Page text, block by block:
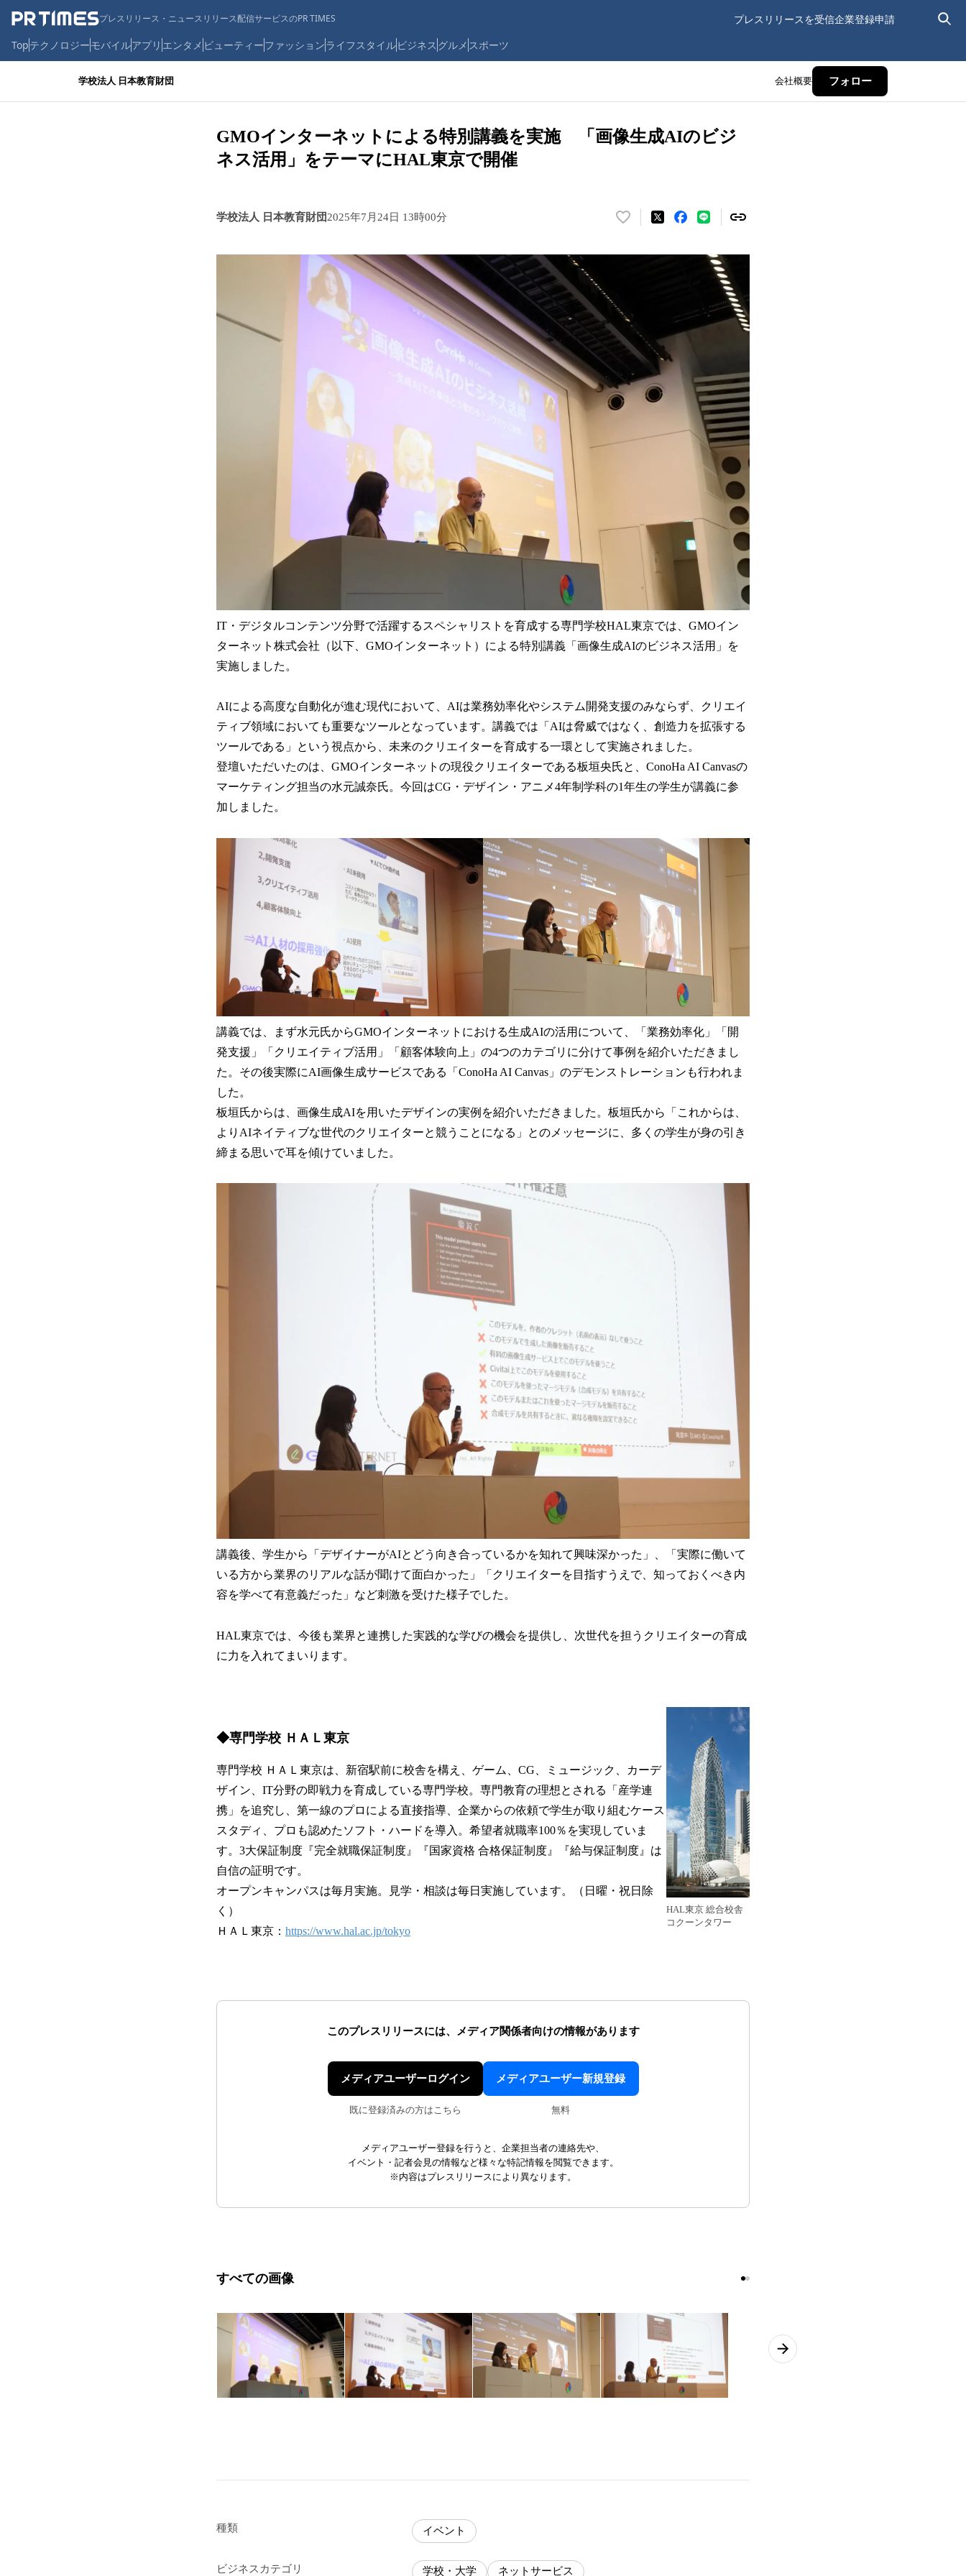
プレスリリース・ニュースリリース配信サービスのPR TIMES プレスリリースを受信企業登録申請
Topテクノロジーモバイルアプリ エンタメ ビューティーファッションライフスタイルビジネス グルメ スポーツ
学校法人 日本教育財団 会社概要 フォロー
GMOインターネットによる特別講義を実施 「画像生成AIのビジ
ネス活用」をテーマにHAL東京で開催
学校法人 日本教育財団2025年7月24日 13時00分
い
ね
読
み
込
中
で
す
IT・デジタルコンテンツ分野で活躍するスペシャリストを育成する専門学校HAL東京では、GMOイン
ターネット株式会社（以下、GMOインターネット）による特別講義「画像生成AIのビジネス活用」を
実施しました。
AIによる高度な自動化が進む現代において、AIは業務効率化やシステム開発支援のみならず、クリエイ
ティブ領域においても重要なツールとなっています。講義では「AIは脅威ではなく、創造力を拡張する
ツールである」という視点から、未来のクリエイターを育成する一環として実施されました。
登壇いただいたのは、GMOインターネットの現役クリエイターである板垣央氏と、ConoHa AI Canvasの
マーケティング担当の水元誠奈氏。今回はCG・デザイン・アニメ4年制学科の1年生の学生が講義に参
加しました。
講義では、まず水元氏からGMOインターネットにおける生成AIの活用について、「業務効率化」「開
発支援」「クリエイティブ活用」「顧客体験向上」の4つのカテゴリに分けて事例を紹介いただきまし
た。その後実際にAI画像生成サービスである「ConoHa AI Canvas」のデモンストレーションも行われま
した。
板垣氏からは、画像生成AIを用いたデザインの実例を紹介いただきました。板垣氏から「これからは、
よりAIネイティブな世代のクリエイターと競うことになる」とのメッセージに、多くの学生が身の引き
締まる思いで耳を傾けていました。
講義後、学生から「デザイナーがAIとどう向き合っているかを知れて興味深かった」、「実際に働いて
いる方から業界のリアルな話が聞けて面白かった」「クリエイターを目指すうえで、知っておくべき内
容を学べて有意義だった」など刺激を受けた様子でした。
HAL東京では、今後も業界と連携した実践的な学びの機会を提供し、次世代を担うクリエイターの育成
に力を入れてまいります。
◆専門学校 ＨＡＬ東京
専門学校 ＨＡＬ東京は、新宿駅前に校舎を構え、ゲーム、CG、ミュージック、カーデ
ザイン、IT分野の即戦力を育成している専門学校。専門教育の理想とされる「産学連
携」を追究し、第一線のプロによる直接指導、企業からの依頼で学生が取り組むケース
スタディ、プロも認めたソフト・ハードを導入。希望者就職率100％を実現していま
す。3大保証制度『完全就職保証制度』『国家資格 合格保証制度』『給与保証制度』は
自信の証明です。
オープンキャンパスは毎月実施。見学・相談は毎日実施しています。（日曜・祝日除
く）
ＨＡＬ東京： https://www.hal.ac.jp/tokyo
HAL東京 総合校舎
コクーンタワー
このプレスリリースには、 メディア関係者向けの情報があります
メディアユーザーログイン
既に登録済みの方はこちら
メディアユーザー新規登録
無料
メディアユーザー登録を行うと、企業担当者の連絡先や、
イベント・記者会見の情報など様々な特記情報を閲覧できます。
※内容はプレスリリースにより異なります。
すべての画像
種類 イベント
ビジネスカテゴリ 学校・大学 ネットサービス